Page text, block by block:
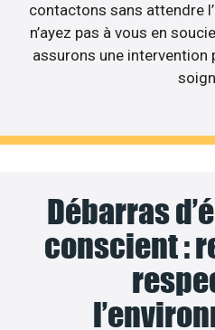
contactons sans attendre
n’ayez pas à vous en
assurons une intervention
Débarras
conscient :